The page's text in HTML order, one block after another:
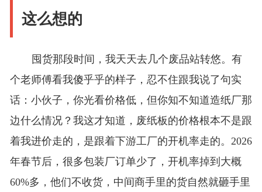
这么想的
囤货那段时间，我天天去几个废品站转悠。有
个老师傅看我傻乎乎的样子，忍不住跟我说了句实
话：小伙子，你光看价格低，但你知不知道造纸厂那
边什么情况？我这才知道，废纸板的价格根本不是跟
着我进价走的，是跟着下游工厂的开机率走的。2026
年春节后，很多包装厂订单少了，开机率掉到大概
60%多，他们不收货，中间商手里的货自然就砸手里